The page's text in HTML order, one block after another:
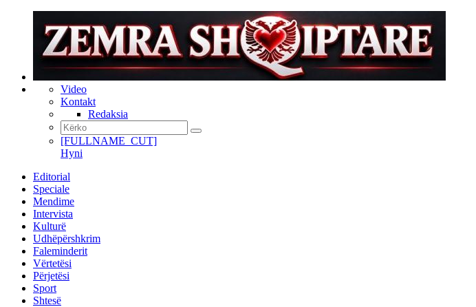
Video
Kontakt
Redaksia
[FULLNAME_CUT]
Hyni
Editorial
Speciale
Mendime
Intervista
Kulturë
Udhëpërshkrim
Faleminderit
Vërtetësi
Përjetësi
Sport
Shtesë